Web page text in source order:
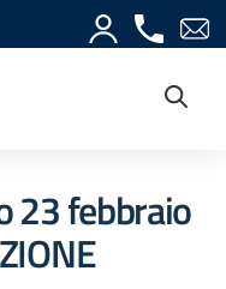
23 febbraio